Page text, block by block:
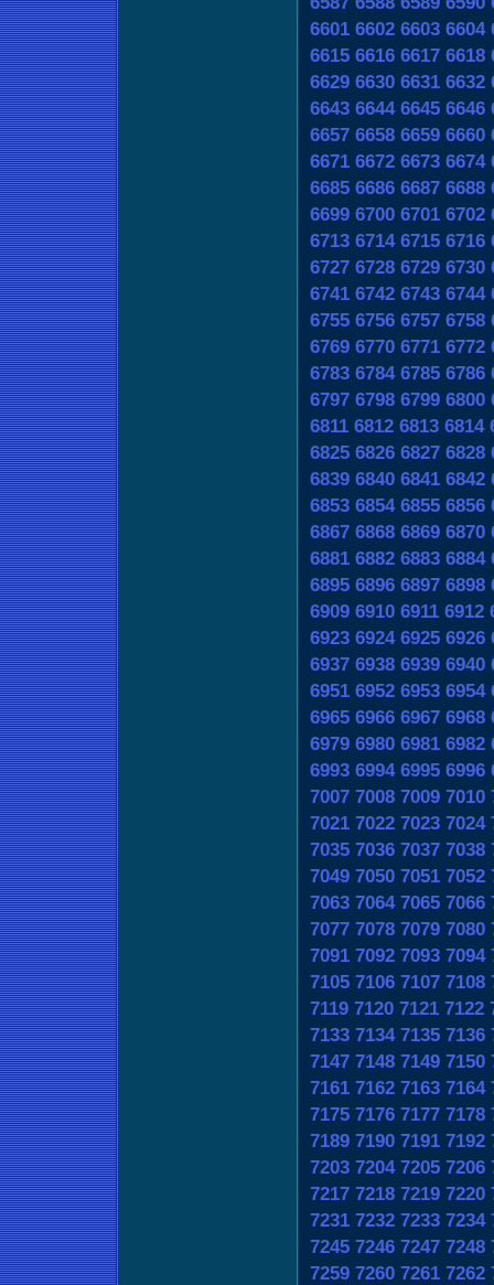
6601 6602 6603 6604
6615 6616 6617 6618
6629 6630 6631 6632
6643 6644 6645 6646
6657 6658 6659 6660
6671 6672 6673 6674
6685 6686 6687 6688
6699 6700 6701 6702
6713 6714 6715 6716
6727 6728 6729 6730
6741 6742 6743 6744
6755 6756 6757 6758
6769 6770 6771 6772
6783 6784 6785 6786
6797 6798 6799 6800
6811 6812 6813 6814
6825 6826 6827 6828
6839 6840 6841 6842
6853 6854 6855 6856
6867 6868 6869 6870
6881 6882 6883 6884
6895 6896 6897 6898
6909 6910 6911 6912
6923 6924 6925 6926
6937 6938 6939 6940
6951 6952 6953 6954
6965 6966 6967 6968
6979 6980 6981 6982
6993 6994 6995 6996
7007 7008 7009 7010
7021 7022 7023 7024
7035 7036 7037 7038
7049 7050 7051 7052
7063 7064 7065 7066
7077 7078 7079 7080
7091 7092 7093 7094
7105 7106 7107 7108
7119 7120 7121 7122
7133 7134 7135 7136
7147 7148 7149 7150
7161 7162 7163 7164
7175 7176 7177 7178
7189 7190 7191 7192
7203 7204 7205 7206
7217 7218 7219 7220
7231 7232 7233 7234
7245 7246 7247 7248
7259 7260 7261 7262